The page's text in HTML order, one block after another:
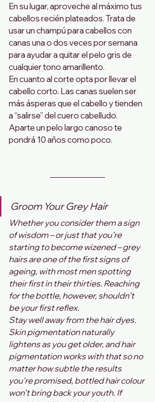
En su lugar, aproveche al máximo tus
cabellos recién plateados. Trata de
usar un champú para cabellos con
canas una o dos veces por semana
para ayudar a quitar el pelo gris de
cualquier tono amarillento.
En cuanto al corte opta por llevar el
cabello corto. Las canas suelen ser
más ásperas que el cabello y tienden
a “salirse” del cuero cabelludo.
Aparte un pelo largo canoso te
pondrá 10 años como poco.
Groom Your Grey Hair
Whether you consider them a sign
of wisdom – or just that you’re
starting to become wizened – grey
hairs are one of the first signs of
ageing, with most men spotting
their first in their thirties. Reaching
for the bottle, however, shouldn’t
be your first reflex.
Stay well away from the hair dyes.
Skin pigmentation naturally
lightens as you get older, and hair
pigmentation works with that so no
matter how subtle the results
you’re promised, bottled hair colour
won’t bring back your youth. If